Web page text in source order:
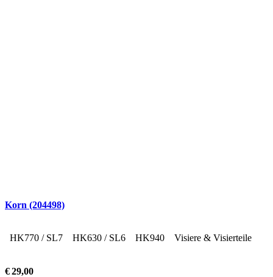
Korn (204498)
HK770 / SL7 HK630 / SL6 HK940 Visiere & Visierteile
€29,00